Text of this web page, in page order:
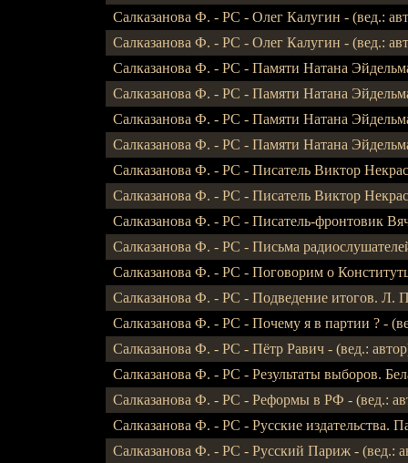
Салказанова Ф. - РС - Олег Калугин - (вед.:
Салказанова Ф. - РС - Олег Калугин - (вед.:
Салказанова Ф. - РС - Памяти Натана
Салказанова Ф. - РС - Памяти Натана
Салказанова Ф. - РС - Памяти Натана
Салказанова Ф. - РС - Памяти Натана
Салказанова Ф. - РС - Писатель Виктор
Салказанова Ф. - РС - Писатель Виктор
Салказанова Ф. - РС - Писатель-фронтовик
Салказанова Ф. - РС - Письма
Салказанова Ф. - РС - Поговорим о
Салказанова Ф. - РС - Подведение итогов. Л.
Салказанова Ф. - РС - Почему я в партии ? -
Салказанова Ф. - РС - Пётр Равич - (вед.:
Салказанова Ф. - РС - Результаты выборов.
Салказанова Ф. - РС - Реформы в РФ - (вед.:
Салказанова Ф. - РС - Русские издательства.
Салказанова Ф. - РС - Русский Париж - (вед.: